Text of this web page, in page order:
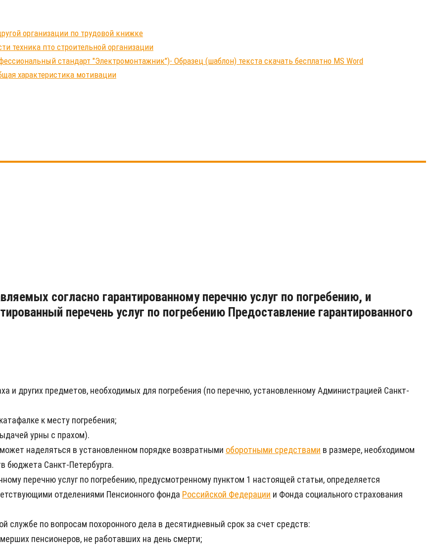
организации по трудовой книжке
техника пто строительной организации
стандарт "Электромонтажник")- Образец (шаблон) текста скачать бесплатно MS Word
характеристика мотивации
согласно гарантированному перечню услуг по погребению, и
перечень услуг по погребению Предоставление гарантированного
и других предметов, необходимых для погребения (по перечню, установленному Администрацией Санкт-
к месту погребения;
урны с прахом).
наделяться в установленном порядке возвратными оборотными средствами в размере, необходимом
бюджета Санкт-Петербурга.
перечню услуг по погребению, предусмотренному пунктом 1 настоящей статьи, определяется
отделениями Пенсионного фонда Российской Федерации и Фонда социального страхования
службе по вопросам похоронного дела в десятидневный срок за счет средств:
пенсионеров, не работавших на день смерти;